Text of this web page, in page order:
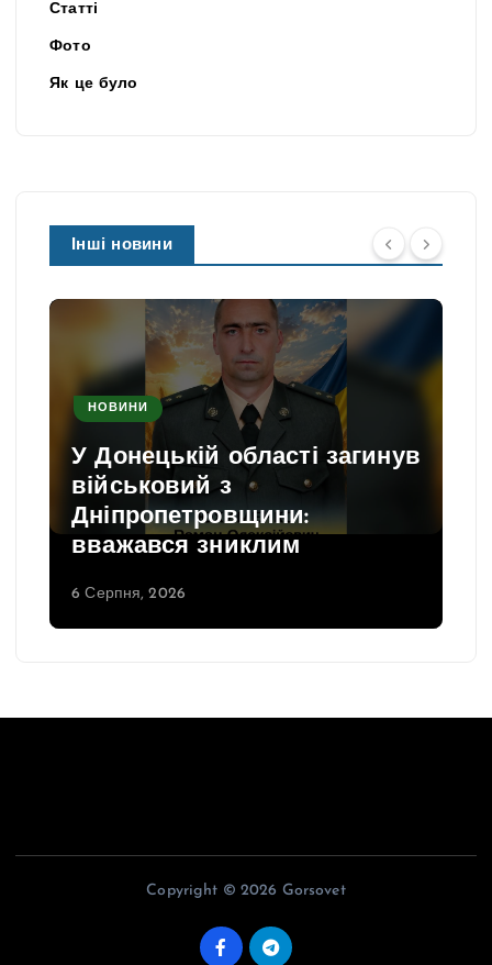
Статті
Фото
Як це було
Інші новини
НОВИНИ
У Донецькій області загинув
військовий з
Дніпропетровщини:
вважався зниклим
6 Серпня, 2026
Copyright © 2026 Gorsovet